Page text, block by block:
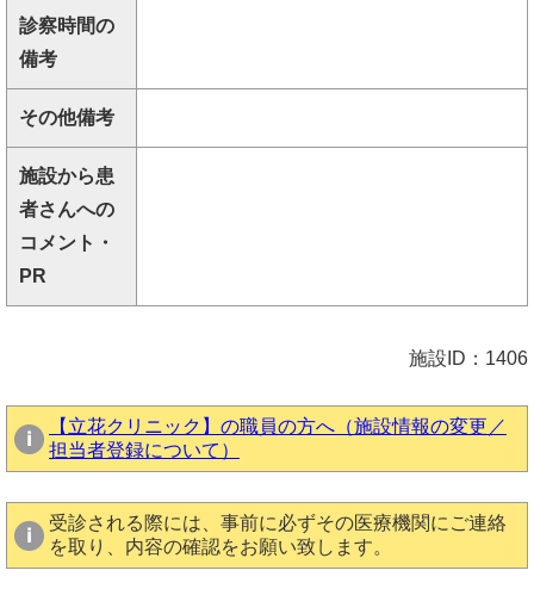
診察時間の
備考
その他備考
施設から患
者さんへの
コメント・
PR
施設ID：1406
【立花クリニック】の職員の方へ（施設情報の変更／
担当者登録について）
受診される際には、事前に必ずその医療機関にご連絡
を取り、内容の確認をお願い致します。